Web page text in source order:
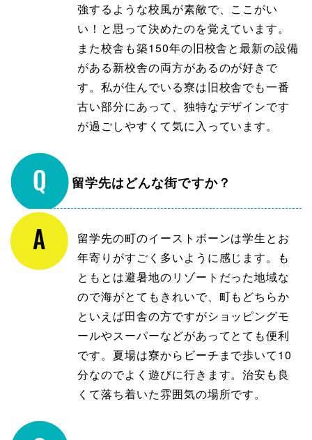
強するような校風が素敵で、ここがい
い！と思って決めたのを覚えています。
また校舎も築150年の旧校舎と最新の設備
がある新校舎の両方があるのが好きで
す。私が住んでいる寮は旧校舎でも一番
古い部分にあって、独特なデザインです
が過ごしやすくて気に入っています。
留学先はどんな街ですか？
留学先の町のイーストボーンは学生とお
年寄りがすごく多いように感じます。も
ともとは避暑地のリゾートだった地域な
ので海がとてもきれいで、町もどちらか
といえば田舎の方ですがショッピングモ
ールやスーパーなどがあってとても便利
です。夏場は寮からビーチまで歩いて10
分なのでよく遊びに行きます。治安も良
くて落ち着いた雰囲気の場所です。